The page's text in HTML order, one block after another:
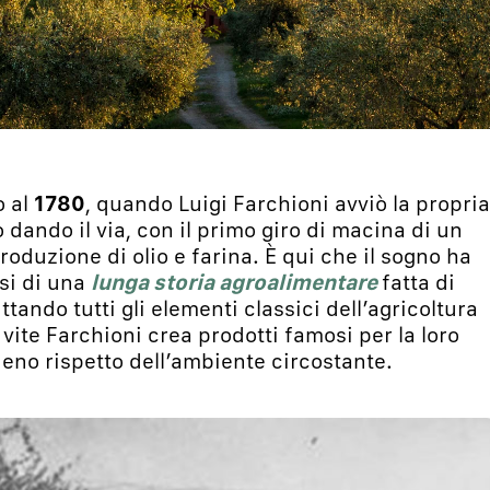
al 1780, quando Luigi Farchioni avviò la propria
il via, con il primo giro di macina di un
di olio e farina. È qui che il sogno ha
di una lunga storia agroalimentarefatta di
tutti gli elementi classici dell’agricoltura
Farchioni crea prodotti famosi per la loro
rispetto dell’ambiente circostante.